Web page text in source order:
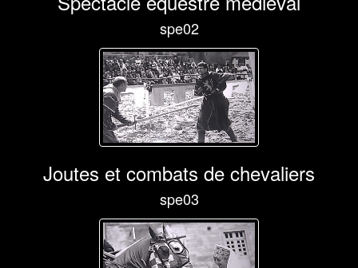
spe02
Joutes et combats de chevaliers
spe03